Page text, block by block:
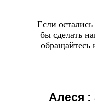
Если
бы сделать
обращайтесь
Алеся :